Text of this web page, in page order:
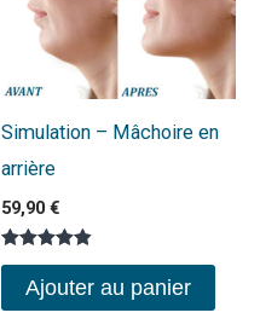
Simulation – Mâchoire en
arrière
59,90 €
Note
4.80
sur 5
Ajouter au panier